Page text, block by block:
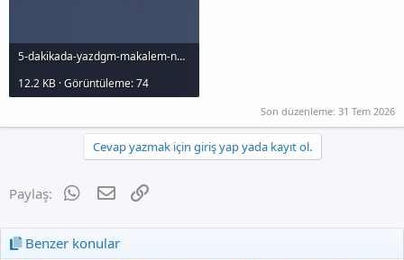
5-dakikada-yazdgm-makalem-nasl-indexlenir_1000x120.jpg
12.2 KB · Görüntüleme: 74
Son düzenleme: 31 Tem 2026
Cevap yazmak için giriş yap yada kayıt ol.
Paylaş: WhatsApp
E-posta
Benzer konular